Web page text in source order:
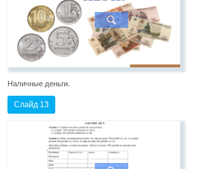
Наличные деньги.
Слайд 13